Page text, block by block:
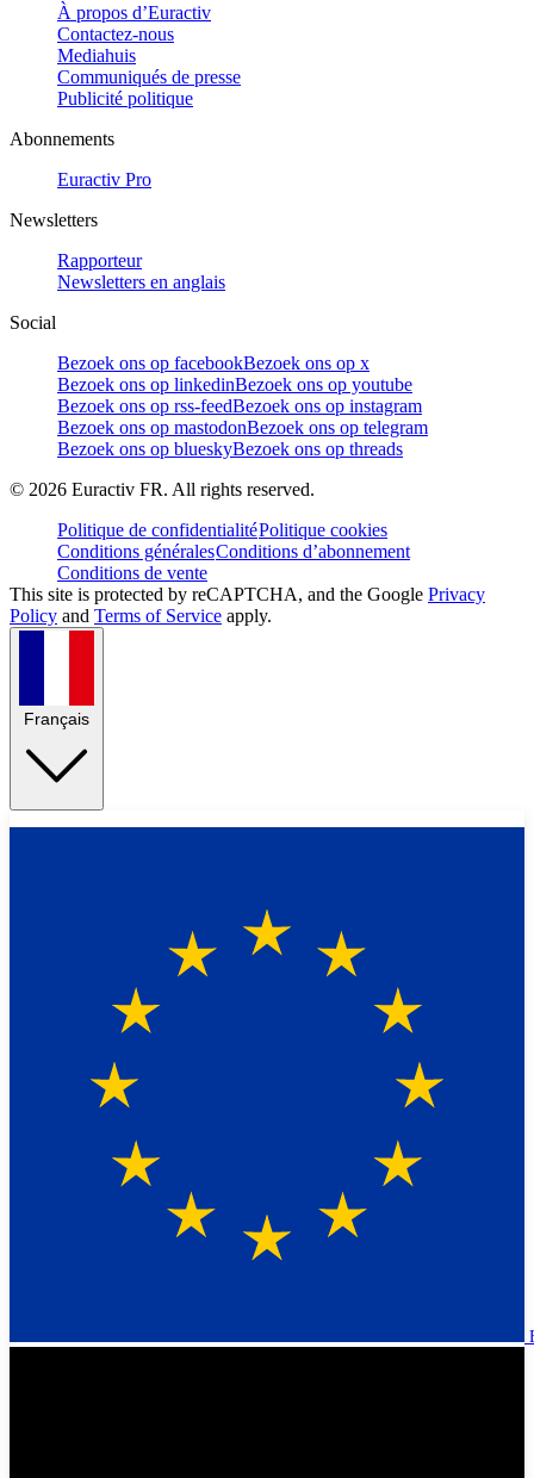
À propos d’Euractiv
Contactez-nous
Mediahuis
Communiqués de presse
Publicité politique
Abonnements
Euractiv Pro
Newsletters
Rapporteur
Newsletters en anglais
Social
Bezoek ons op facebookBezoek ons op x
Bezoek ons op linkedinBezoek ons op youtube
Bezoek ons op rss-feedBezoek ons op instagram
Bezoek ons op mastodonBezoek ons op telegram
Bezoek ons op blueskyBezoek ons op threads
© 2026 Euractiv FR. All rights reserved.
Politique de confidentialitéPolitique cookies
Conditions généralesConditions d’abonnement
Conditions de vente
This site is protected by reCAPTCHA, and the Google Privacy
Policy and Terms of Service apply.
Français